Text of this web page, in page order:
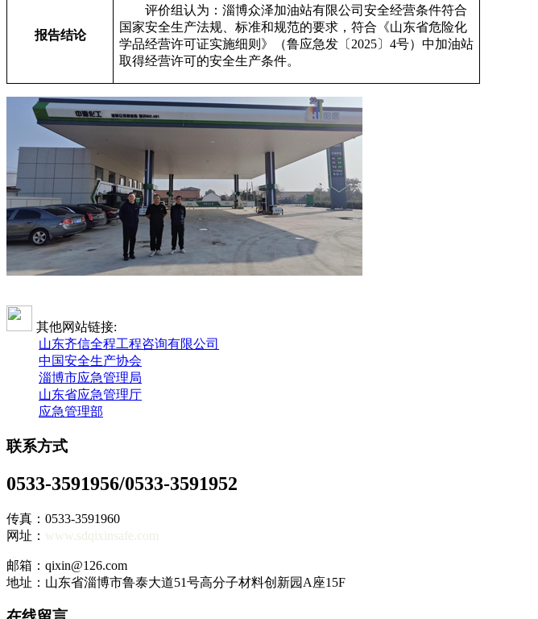
报告结论
评价组认为：淄博众泽加油站有限公司安全经营条件符合
国家安全生产法规、标准和规范的要求，符合《山东省危险化
学品经营许可证实施细则》（鲁应急发〔2025〕4号）中加油站
取得经营许可的安全生产条件。
其他网站链接:
山东齐信全程工程咨询有限公司
中国安全生产协会
淄博市应急管理局
山东省应急管理厅
应急管理部
联系方式
0533-3591956/0533-3591952
传真：0533-3591960
网址： www.sdqixinsafe.com
邮箱：qixin@126.com
地址：山东省淄博市鲁泰大道51号高分子材料创新园A座15F